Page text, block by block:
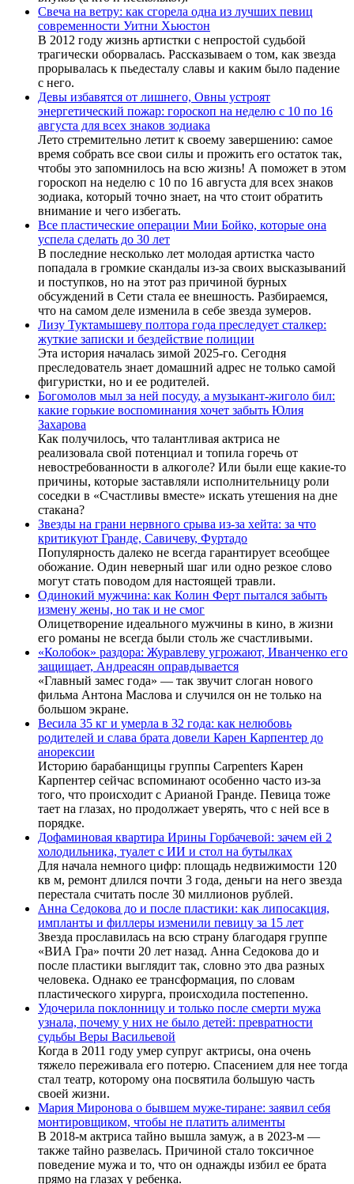
Свеча на ветру: как сгорела одна из лучших певиц
современности Уитни Хьюстон
В 2012 году жизнь артистки с непростой судьбой
трагически оборвалась. Рассказываем о том, как звезда
прорывалась к пьедесталу славы и каким было падение
с него.
Девы избавятся от лишнего, Овны устроят
энергетический пожар: гороскоп на неделю с 10 по 16
августа для всех знаков зодиака
Лето стремительно летит к своему завершению: самое
время собрать все свои силы и прожить его остаток так,
чтобы это запомнилось на всю жизнь! А поможет в этом
гороскоп на неделю с 10 по 16 августа для всех знаков
зодиака, который точно знает, на что стоит обратить
внимание и чего избегать.
Все пластические операции Мии Бойко, которые она
успела сделать до 30 лет
В последние несколько лет молодая артистка часто
попадала в громкие скандалы из-за своих высказываний
и поступков, но на этот раз причиной бурных
обсуждений в Сети стала ее внешность. Разбираемся,
что на самом деле изменила в себе звезда зумеров.
Лизу Туктамышеву полтора года преследует сталкер:
жуткие записки и бездействие полиции
Эта история началась зимой 2025-го. Сегодня
преследователь знает домашний адрес не только самой
фигуристки, но и ее родителей.
Богомолов мыл за ней посуду, а музыкант-жиголо бил:
какие горькие воспоминания хочет забыть Юлия
Захарова
Как получилось, что талантливая актриса не
реализовала свой потенциал и топила горечь от
невостребованности в алкоголе? Или были еще какие-то
причины, которые заставляли исполнительницу роли
соседки в «Счастливы вместе» искать утешения на дне
стакана?
Звезды на грани нервного срыва из-за хейта: за что
критикуют Гранде, Савичеву, Фуртадо
Популярность далеко не всегда гарантирует всеобщее
обожание. Один неверный шаг или одно резкое слово
могут стать поводом для настоящей травли.
Одинокий мужчина: как Колин Ферт пытался забыть
измену жены, но так и не смог
Олицетворение идеального мужчины в кино, в жизни
его романы не всегда были столь же счастливыми.
«Колобок» раздора: Журавлеву угрожают, Иванченко его
защищает, Андреасян оправдывается
«Главный замес года» — так звучит слоган нового
фильма Антона Маслова и случился он не только на
большом экране.
Весила 35 кг и умерла в 32 года: как нелюбовь
родителей и слава брата довели Карен Карпентер до
анорексии
Историю барабанщицы группы Carpenters Карен
Карпентер сейчас вспоминают особенно часто из-за
того, что происходит с Арианой Гранде. Певица тоже
тает на глазах, но продолжает уверять, что с ней все в
порядке.
Дофаминовая квартира Ирины Горбачевой: зачем ей 2
холодильника, туалет с ИИ и стол на бутылках
Для начала немного цифр: площадь недвижимости 120
кв м, ремонт длился почти 3 года, деньги на него звезда
перестала считать после 30 миллионов рублей.
Анна Седокова до и после пластики: как липосакция,
импланты и филлеры изменили певицу за 15 лет
Звезда прославилась на всю страну благодаря группе
«ВИА Гра» почти 20 лет назад. Анна Седокова до и
после пластики выглядит так, словно это два разных
человека. Однако ее трансформация, по словам
пластического хирурга, происходила постепенно.
Удочерила поклонницу и только после смерти мужа
узнала, почему у них не было детей: превратности
судьбы Веры Васильевой
Когда в 2011 году умер супруг актрисы, она очень
тяжело переживала его потерю. Спасением для нее тогда
стал театр, которому она посвятила большую часть
своей жизни.
Мария Миронова о бывшем муже-тиране: заявил себя
монтировщиком, чтобы не платить алименты
В 2018-м актриса тайно вышла замуж, а в 2023-м —
также тайно развелась. Причиной стало токсичное
поведение мужа и то, что он однажды избил ее брата
прямо на глазах у ребенка.